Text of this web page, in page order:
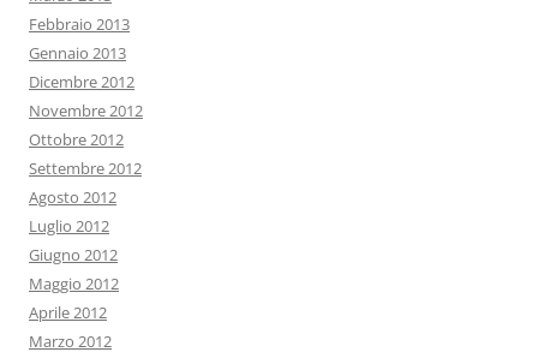
Febbraio 2013
Gennaio 2013
Dicembre 2012
Novembre 2012
Ottobre 2012
Settembre 2012
Agosto 2012
Luglio 2012
Giugno 2012
Maggio 2012
Aprile 2012
Marzo 2012